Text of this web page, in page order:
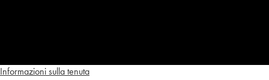
Informazioni sulla tenuta